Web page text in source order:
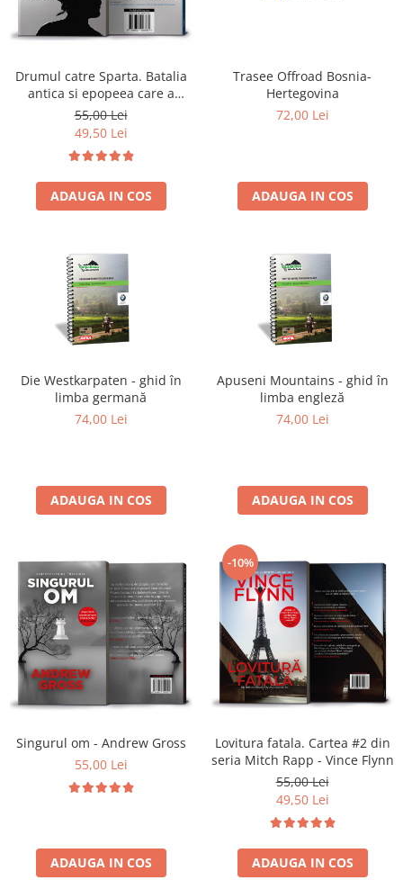
Drumul catre Sparta. Batalia
antica si epopeea care a
inspirat maratonul, cea mai
frumoasa cursa a lumii - Dean
Karnazes
55,00 Lei
49,50 Lei
ADAUGA IN COS
Trasee Offroad Bosnia-
Hertegovina
72,00 Lei
ADAUGA IN COS
Die Westkarpaten - ghid în
limba germană
74,00 Lei
ADAUGA IN COS
Apuseni Mountains - ghid în
limba engleză
74,00 Lei
ADAUGA IN COS
Singurul om - Andrew Gross
55,00 Lei
ADAUGA IN COS
-10%
Lovitura fatala. Cartea #2 din
seria Mitch Rapp - Vince Flynn
55,00 Lei
49,50 Lei
ADAUGA IN COS